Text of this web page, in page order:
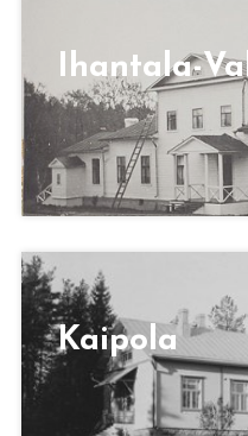
Ihantala-
Kaipola